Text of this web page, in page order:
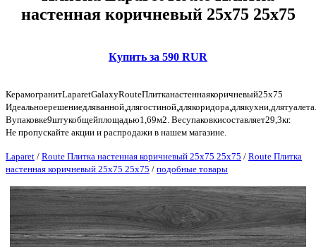
настенная коричневый 25х75 25х75
Купить за 590 RUR
КерамогранитLaparetGalaxyRouteПлитканастеннаякоричневый25х75
Вупаковке9штукобщейплощадью1,69м2. Весупаковкисоставляет29,3кг.
Не пропускайте акции и распродажи в нашем магазине.
Laparet / Route Плитка настенная коричневый 25х75 25х75 / Route Плитка
настенная коричневый 25х75 25х75 / подобные товары